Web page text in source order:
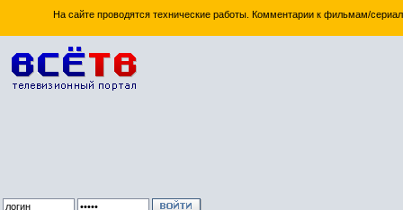
На сайте проводятся технические работы. Комментарии к фильмам/